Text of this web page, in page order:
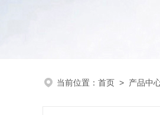
当前位置： 首页 > 产品中